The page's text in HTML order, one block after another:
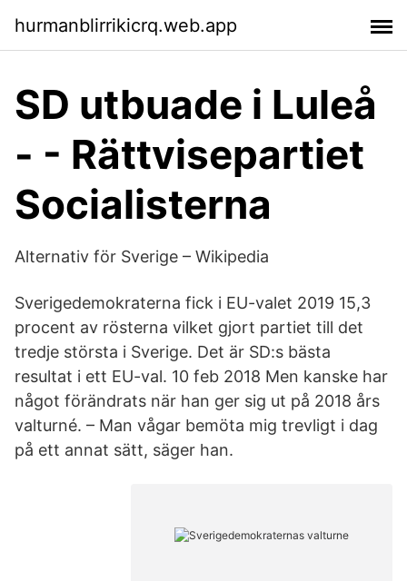
hurmanblirrikicrq.web.app
SD utbuade i Luleå
- - Rättvisepartiet
Socialisterna
Alternativ för Sverige – Wikipedia
Sverigedemokraterna fick i EU-valet 2019 15,3
procent av rösterna vilket gjort partiet till det
tredje största i Sverige. Det är SD:s bästa
resultat i ett EU-val. 10 feb 2018 Men kanske har
något förändrats när han ger sig ut på 2018 års
valturné. – Man vågar bemöta mig trevligt i dag
på ett annat sätt, säger han.